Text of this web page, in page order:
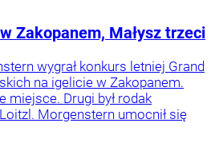
Zakopanem, Małysz trzeci
wygrał konkurs letniej Grand
na igelicie w Zakopanem.
miejsce. Drugi był rodak
Morgenstern umocnił się